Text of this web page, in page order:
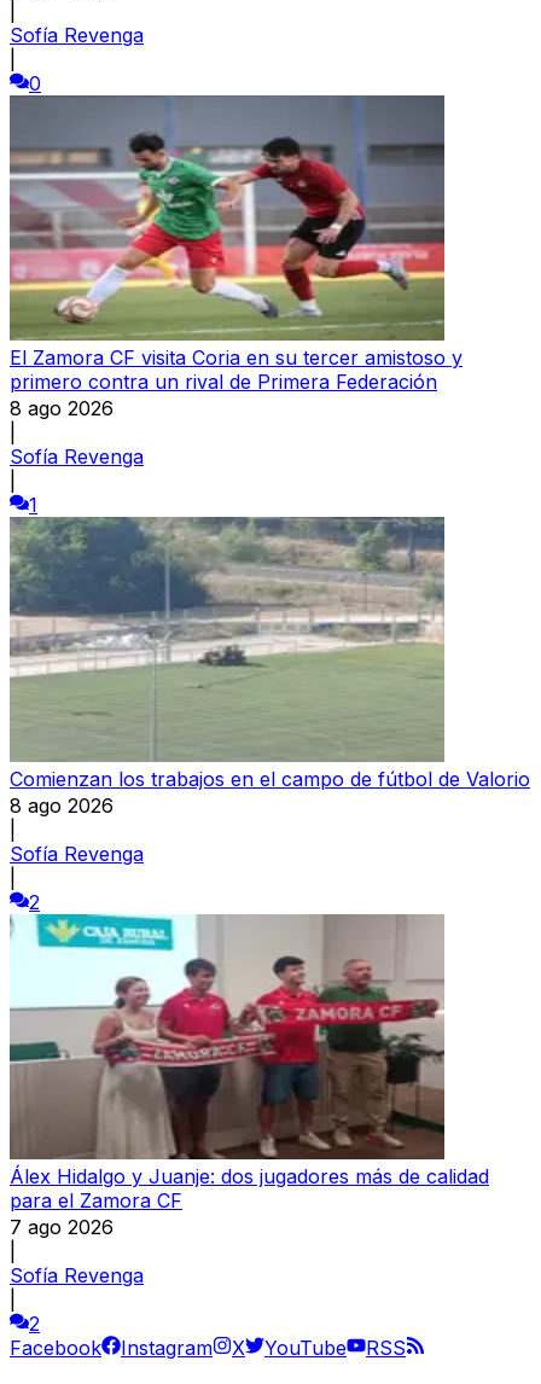
Sofía Revenga
0
El Zamora CF visita Coria en su tercer amistoso y
primero contra un rival de Primera Federación
8 ago 2026
Sofía Revenga
1
Comienzan los trabajos en el campo de fútbol de Valorio
8 ago 2026
Sofía Revenga
2
Álex Hidalgo y Juanje: dos jugadores más de calidad
para el Zamora CF
7 ago 2026
Sofía Revenga
2
Facebook
Instagram X YouTube
RSS